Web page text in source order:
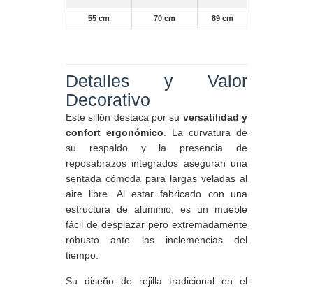
55 cm 70 cm 89 cm
Detalles y Valor
Decorativo
Este sillón destaca por su versatilidad y
confort ergonómico. La curvatura de
su respaldo y la presencia de
reposabrazos integrados aseguran una
sentada cómoda para largas veladas al
aire libre. Al estar fabricado con una
estructura de aluminio, es un mueble
fácil de desplazar pero extremadamente
robusto ante las inclemencias del
tiempo.
Su diseño de rejilla tradicional en el